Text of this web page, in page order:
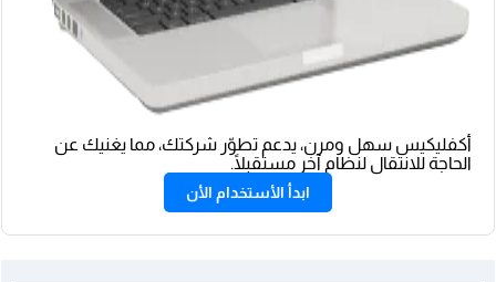
أكفليكيس سهل ومرن، يدعم تطوّر شركتك، مما يغنيك عن
الحاجة للانتقال لنظام آخر مستقبلًا.
ابدأ الأستخدام الأن